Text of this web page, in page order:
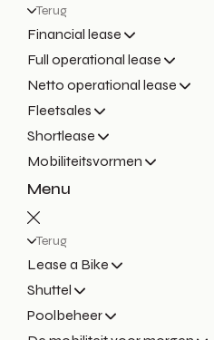
Terug
Financial lease
Full operational lease
Netto operational lease
Fleetsales
Shortlease
Mobiliteitsvormen
Menu
Terug
Lease a Bike
Shuttel
Poolbeheer